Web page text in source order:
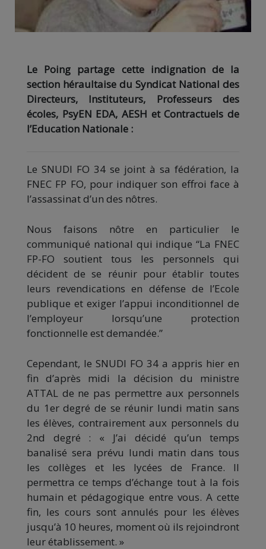
Le Poing partage cette indignation de la
section héraultaise du Syndicat National des
Directeurs, Instituteurs, Professeurs des
écoles, PsyEN EDA, AESH et Contractuels de
l’Education Nationale :
Le SNUDI FO 34 se joint à sa fédération, la
FNEC FP FO, pour indiquer son effroi face à
l’assassinat d’un des nôtres.
Nous faisons nôtre en particulier le
communiqué national qui indique “La FNEC
FP-FO soutient tous les personnels qui
décident de se réunir pour établir toutes
leurs revendications en défense de l’Ecole
publique et exiger l’appui inconditionnel de
l’employeur lorsqu’une protection
fonctionnelle est demandée.”
Cependant, le SNUDI FO 34 a appris hier en
fin d’après midi la décision du ministre
ATTAL de ne pas permettre aux personnels
du 1er degré de se réunir lundi matin sans
les élèves, contrairement aux personnels du
2nd degré : « J’ai décidé qu’un temps
banalisé sera prévu lundi matin dans tous
les collèges et les lycées de France. Il
permettra ce temps d’échange tout à la fois
humain et pédagogique entre vous. A cette
fin, les cours sont annulés pour les élèves
jusqu’à 10 heures, moment où ils rejoindront
leur établissement. »